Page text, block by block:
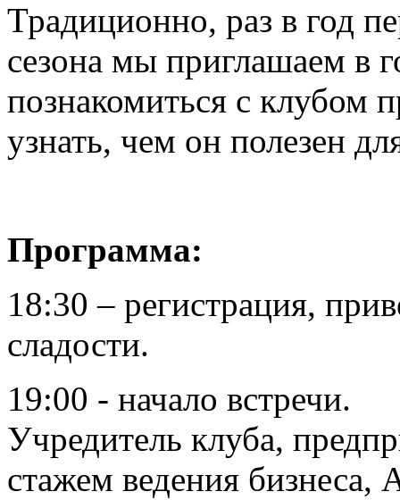
Традиционно, раз в год
сезона мы приглашаем в
познакомиться с клубом
узнать, чем он полезен
Программа:
18:30 – регистрация,
сладости.
19:00 - начало встречи.
Учредитель клуба,
стажем ведения бизнеса,